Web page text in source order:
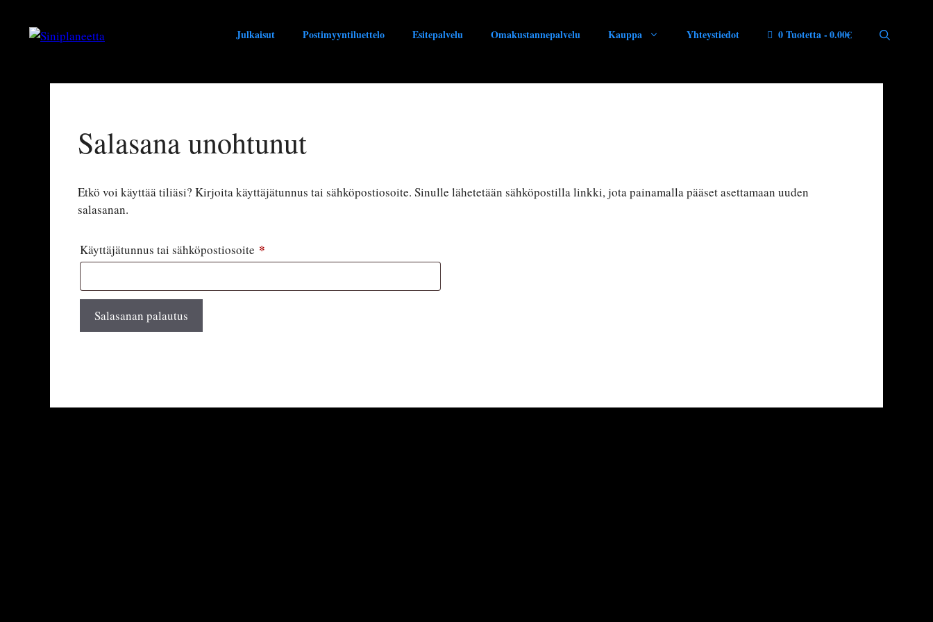
sisältöön
Julkaisut Postimyyntiluettelo Esitepalvelu Omakustannepalvelu Kauppa Yhteystiedot 0 Tuotetta 0.00€
Salasana unohtunut
Etkö voi käyttää tiliäsi? Kirjoita käyttäjätunnus tai sähköpostiosoite. Sinulle lähetetään sähköpostilla linkki, jota painamalla pääset asettamaan uuden
salasanan.
Käyttäjätunnus tai sähköpostiosoite *
Salasanan palautus